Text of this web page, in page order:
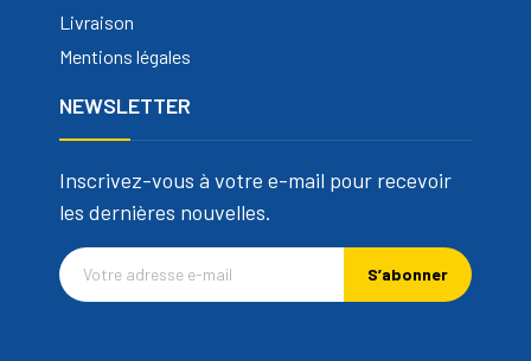
Livraison
Mentions légales
NEWSLETTER
Inscrivez-vous à votre e-mail pour recevoir
les dernières nouvelles.
S’abonner